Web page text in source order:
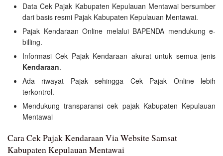
Data Cek Pajak Kabupaten Kepulauan Mentawai bersumber
dari basis resmi Pajak Kabupaten Kepulauan Mentawai.
Pajak Kendaraan Online melalui BAPENDA mendukung e-
billing.
Informasi Cek Pajak Kendaraan akurat untuk semua jenis
Kendaraan.
Ada riwayat Pajak sehingga Cek Pajak Online lebih
terkontrol.
Mendukung transparansi cek pajak Kabupaten Kepulauan
Mentawai
Cara Cek Pajak Kendaraan Via Website Samsat
Kabupaten Kepulauan Mentawai